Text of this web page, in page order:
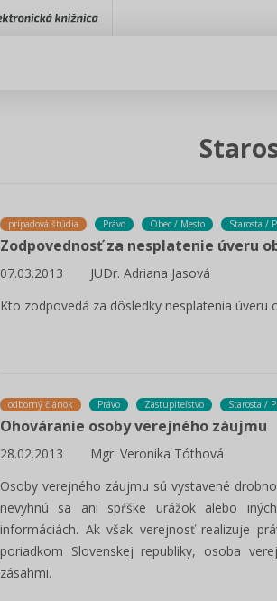
prípadová štúdia Právo Obec / Mesto Starosta /
Zodpovednosť za nesplatenie úveru
07.03.2013
JUDr. Adriana Jasová
Kto zodpovedá za dôsledky nesplatenia úveru
odborný článok Právo Zastupiteľstvo Starosta /
Ohováranie osoby verejného záujmu
28.02.2013
Mgr. Veronika Tóthová
Osoby verejného záujmu sú vystavené
nevyhnú sa ani spŕške urážok alebo
informáciách. Ak však verejnosť realizuje
poriadkom Slovenskej republiky, osoba
zásahmi.